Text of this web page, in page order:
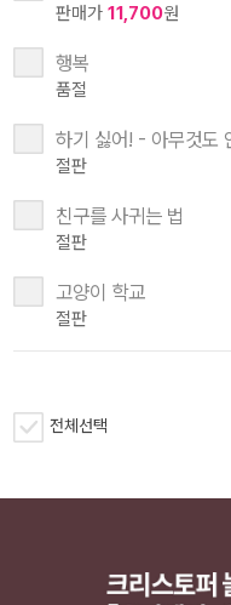
판매가 11,700원
행복
품절
하기 싫어! - 아무것도
절판
친구를 사귀는 법
절판
고양이 학교
절판
전체선택